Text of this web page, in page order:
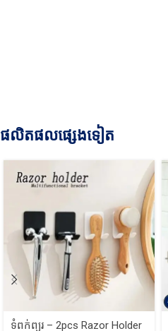
ផលិតផលផ្សេងទៀត
ទំពក់ព្យួរ – 2pcs Razor Holder